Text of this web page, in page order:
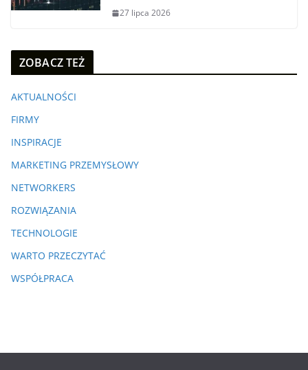
27 lipca 2026
ZOBACZ TEŻ
AKTUALNOŚCI
FIRMY
INSPIRACJE
MARKETING PRZEMYSŁOWY
NETWORKERS
ROZWIĄZANIA
TECHNOLOGIE
WARTO PRZECZYTAĆ
WSPÓŁPRACA